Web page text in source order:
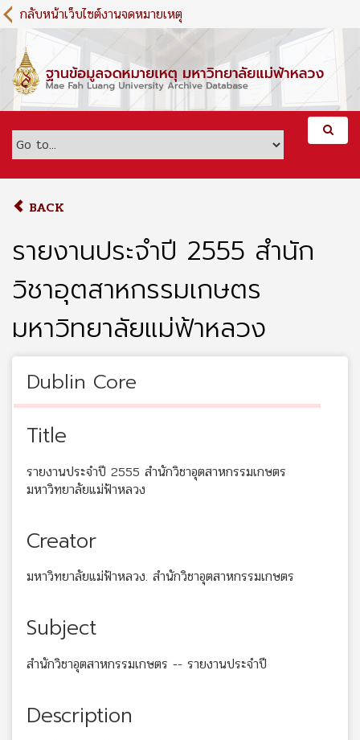
S
k
m
c
กลับหน้าเว็บไซต์งานจดหมายเหตุ
BACK
รายงานประจำปี 2555 สำนัก
วิชาอุตสาหกรรมเกษตร
มหาวิทยาลัยแม่ฟ้าหลวง
Dublin Core
Title
รายงานประจำปี 2555 สำนักวิชาอุตสาหกรรมเกษตร
มหาวิทยาลัยแม่ฟ้าหลวง
Creator
มหาวิทยาลัยแม่ฟ้าหลวง. สำนักวิชาอุตสาหกรรมเกษตร
Subject
สำนักวิชาอุตสาหกรรมเกษตร -- รายงานประจำปี
Description